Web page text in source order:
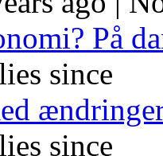
På
since
since